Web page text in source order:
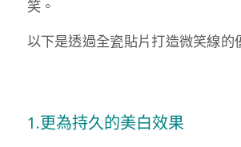
笑。
以下是透過全瓷貼片打造微笑線的
1.更為持久的美白效果